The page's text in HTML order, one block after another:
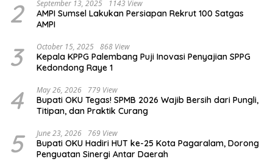
2 September 13, 2025 1143 View
AMPI Sumsel Lakukan Persiapan Rekrut 100 Satgas
AMPI
3 October 15, 2025 868 View
Kepala KPPG Palembang Puji Inovasi Penyajian SPPG
Kedondong Raye 1
4 May 26, 2026 779 View
Bupati OKU Tegas! SPMB 2026 Wajib Bersih dari Pungli,
Titipan, dan Praktik Curang
5 June 23, 2026 769 View
Bupati OKU Hadiri HUT ke-25 Kota Pagaralam, Dorong
Penguatan Sinergi Antar Daerah